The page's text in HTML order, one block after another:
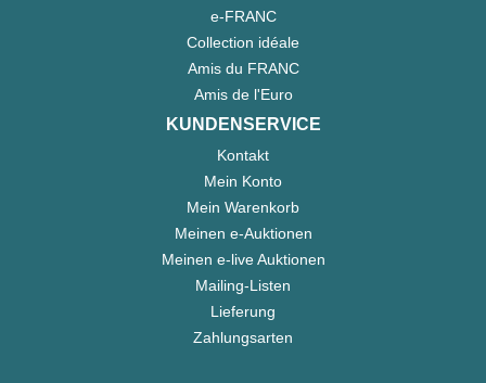
e-FRANC
Collection idéale
Amis du FRANC
Amis de l'Euro
KUNDENSERVICE
Kontakt
Mein Konto
Mein Warenkorb
Meinen e-Auktionen
Meinen e-live Auktionen
Mailing-Listen
Lieferung
Zahlungsarten